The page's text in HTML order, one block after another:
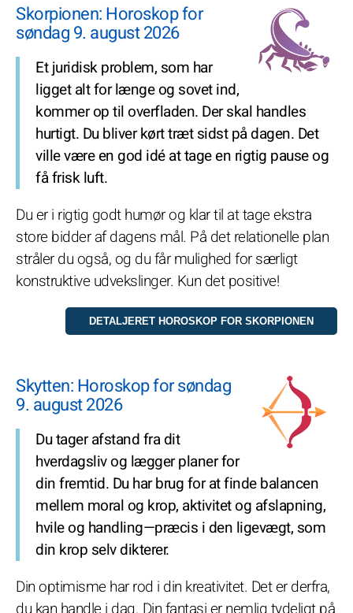
Skorpionen: Horoskop for
søndag 9. august 2026
Et juridisk problem, som har
ligget alt for længe og sovet ind,
kommer op til overfladen. Der skal handles
hurtigt. Du bliver kørt træt sidst på dagen. Det
ville være en god idé at tage en rigtig pause og
få frisk luft.
Du er i rigtig godt humør og klar til at tage ekstra
store bidder af dagens mål. På det relationelle plan
stråler du også, og du får mulighed for særligt
konstruktive udvekslinger. Kun det positive!
Skytten: Horoskop for søndag
9. august 2026
Du tager afstand fra dit
hverdagsliv og lægger planer for
din fremtid. Du har brug for at finde balancen
mellem moral og krop, aktivitet og afslapning,
hvile og handling—præcis i den ligevægt, som
din krop selv dikterer.
Din optimisme har rod i din kreativitet. Det er derfra,